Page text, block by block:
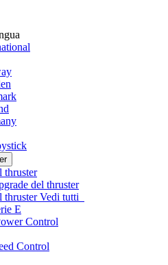
thruster
del thruster
thrusterVedi tutti
E
Control
Control